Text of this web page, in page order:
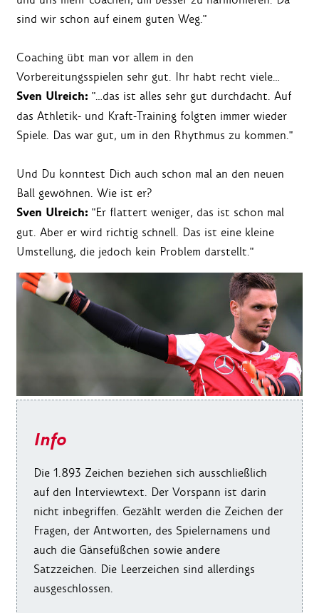
sind wir schon auf einem guten Weg."
Coaching übt man vor allem in den
Vorbereitungsspielen sehr gut. Ihr habt recht viele…
Sven Ulreich: "…das ist alles sehr gut durchdacht. Auf
das Athletik- und Kraft-Training folgten immer wieder
Spiele. Das war gut, um in den Rhythmus zu kommen."
Und Du konntest Dich auch schon mal an den neuen
Ball gewöhnen. Wie ist er?
Sven Ulreich: "Er flattert weniger, das ist schon mal
gut. Aber er wird richtig schnell. Das ist eine kleine
Umstellung, die jedoch kein Problem darstellt."
Info
Die 1.893 Zeichen beziehen sich ausschließlich
auf den Interviewtext. Der Vorspann ist darin
nicht inbegriffen. Gezählt werden die Zeichen der
Fragen, der Antworten, des Spielernamens und
auch die Gänsefüßchen sowie andere
Satzzeichen. Die Leerzeichen sind allerdings
ausgeschlossen.